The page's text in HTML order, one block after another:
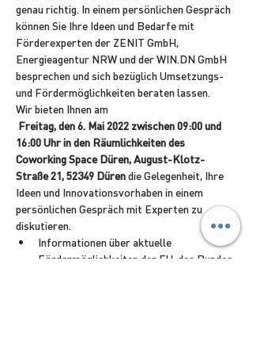
genau richtig. In einem persönlichen Gespräch
können Sie Ihre Ideen und Bedarfe mit
Förderexperten der ZENIT GmbH,
Energieagentur NRW und der WIN.DN GmbH
besprechen und sich bezüglich Umsetzungs-
und Fördermöglichkeiten beraten lassen.
Wir bieten Ihnen am
Freitag, den 6. Mai 2022 zwischen 09:00 und
16:00 Uhr in den Räumlichkeiten des
Coworking Space Düren, August-Klotz-
Straße 21, 52349 Düren die Gelegenheit, Ihre
Ideen und Innovationsvorhaben in einem
persönlichen Gespräch mit Experten zu
diskutieren.
Informationen über aktuelle
Fördermöglichkeiten der EU, des Bundes